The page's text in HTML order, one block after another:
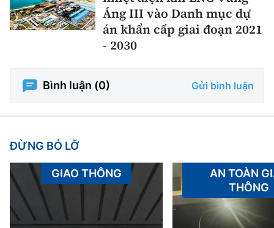
Áng III vào Danh mục dự
án khẩn cấp giai đoạn 2021
- 2030
Bình luận (0) Gửi bình luận
ĐỪNG BỎ LỠ
GIAO THÔNG
AN TOÀN
THÔNG